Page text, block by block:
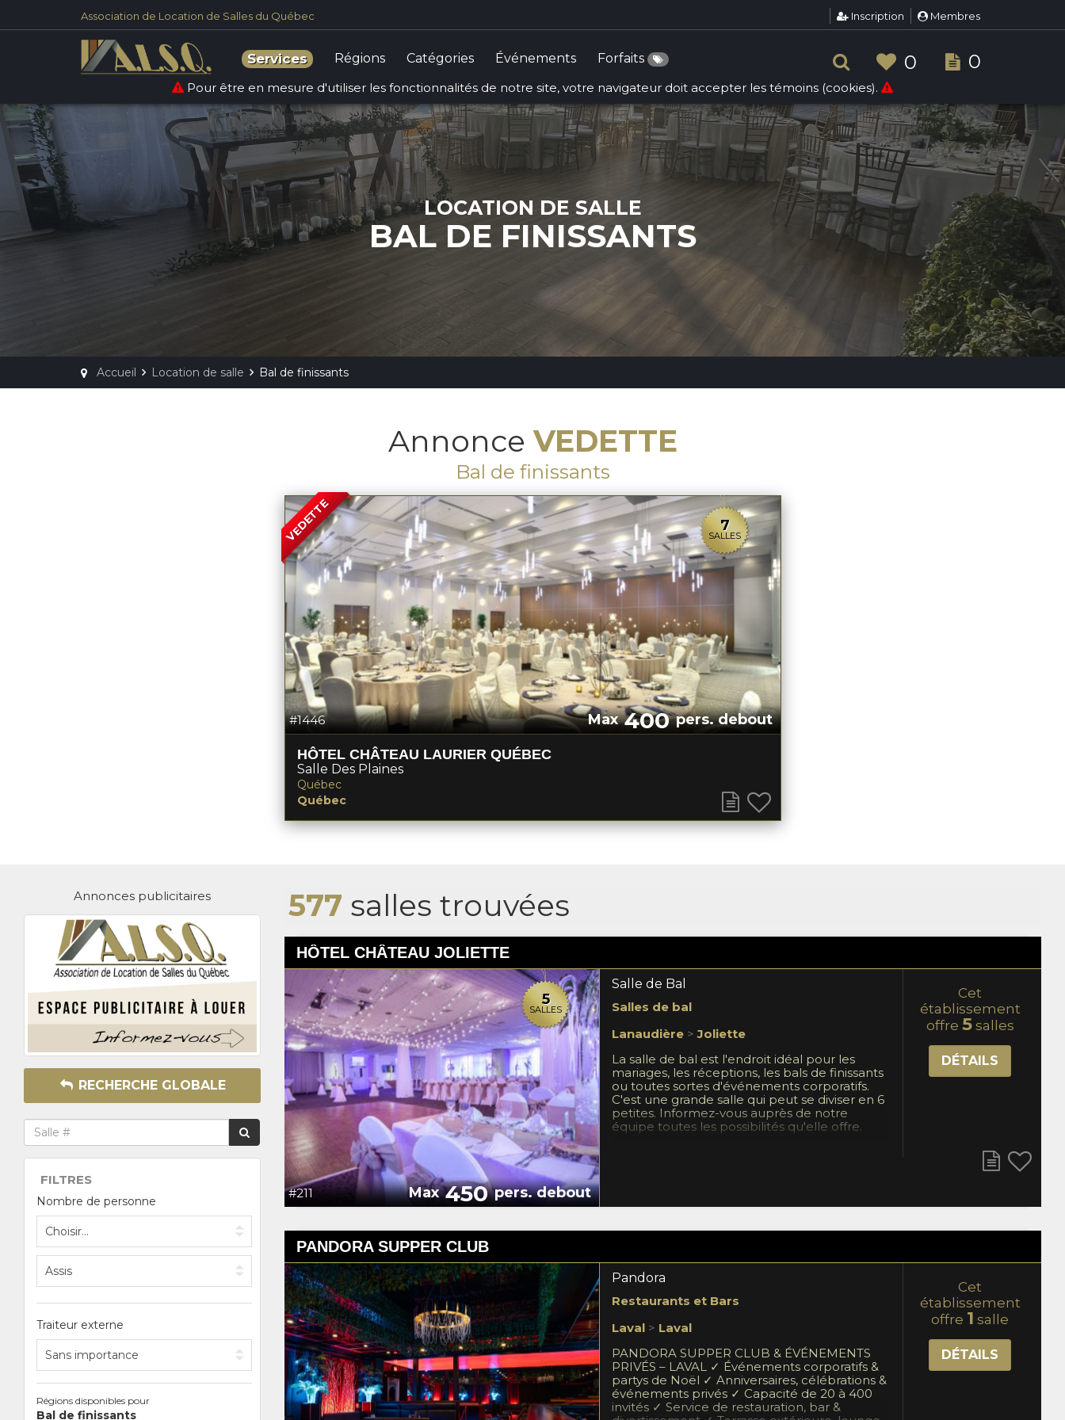
Association de Location de Salles du Québec Inscription Membres
Services Régions Catégories Événements Forfaits 0 0
Pour être en mesure d'utiliser les fonctionnalités de notre site, votre navigateur doit accepter les témoins (cookies).
LOCATION DE SALLE
BAL DE FINISSANTS
Accueil Location de salle Bal de finissants
Annonce VEDETTE
Bal de finissants
VEDETTE 7
SALLES
#1446 Max400pers. debout
HÔTEL CHÂTEAU LAURIER QUÉBEC
Salle Des Plaines
Québec
Québec
Annonces publicitaires
RECHERCHE GLOBALE
FILTRES
Nombre de personne
Traiteur externe
Régions disponibles pour
Bal de finissants
577 salles trouvées
HÔTEL CHÂTEAU JOLIETTE
5
SALLES
#211 Max450pers. debout
Salle de Bal
Salles de bal
Lanaudière>Joliette
La salle de bal est l'endroit idéal pour les
mariages, les réceptions, les bals de finissants
ou toutes sortes d'événements corporatifs.
C'est une grande salle qui peut se diviser en 6
petites. Informez-vous auprès de notre
équipe toutes les possibilités qu'elle offre.
Cet
établissement
offre 5salles
DÉTAILS
PANDORA SUPPER CLUB
Pandora
Restaurants et Bars
Laval> Laval
PANDORA SUPPER CLUB & ÉVÉNEMENTS
PRIVÉS – LAVAL ✓ Événements corporatifs &
partys de Noël ✓ Anniversaires, célébrations &
événements privés ✓ Capacité de 20 à 400
invités ✓ Service de restauration, bar &
Cet
établissement
offre 1 salle
DÉTAILS